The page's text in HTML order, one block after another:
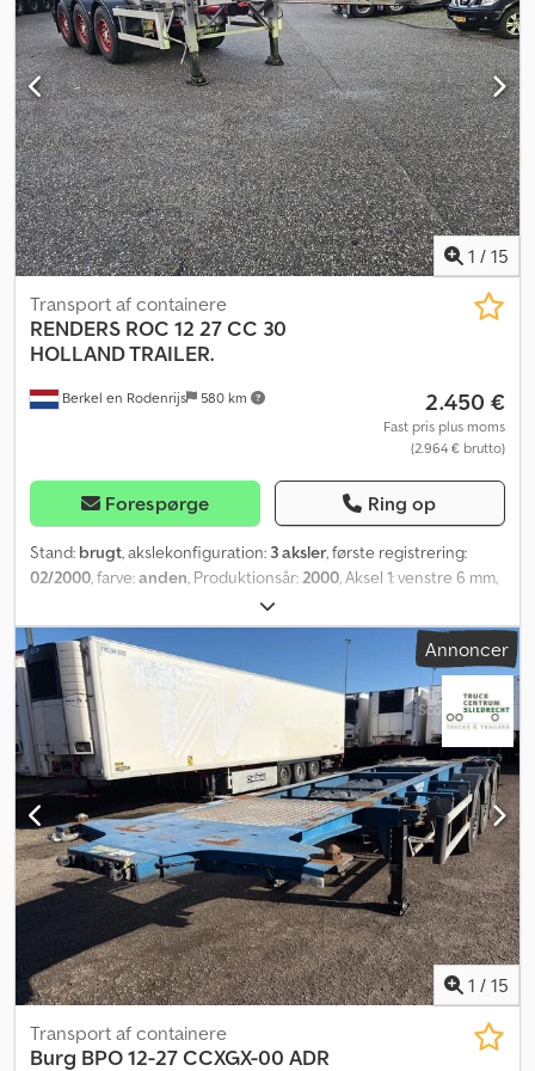
Køretøjet har motorskade!!! Lastbilen står hos MAN i Göttingen!!!
Dedpozl T Iisfx Afwswa
1 / 15
Berkel en Rodenrijs 580 km
Transport af containere
RENDERS ROC 12 27 CC 30
HOLLAND TRAILER.
2.450 €
Fast pris plus moms
(2.964 € brutto)
Forespørge Ring op
Stand: brugt, akslekonfiguration: 3 aksler, første registrering:
02/2000 , farve:anden , Produktionsår: 2000 , Aksel 1: venstre 6 mm,
højre 6 mm Aksel 2: venstre 12 mm, højre 12 mm Dsdpfx Afexywn
Newowa Aksel 3: venstre 8 mm, højre 8 mm Vi har mulighed for at
stable trailere! = Flere oplysninger = Egenvægt: 4.680 kgAnnoncer
1 / 15
Transport af containere
Burg BPO 12-27 CCXGX-00 ADR